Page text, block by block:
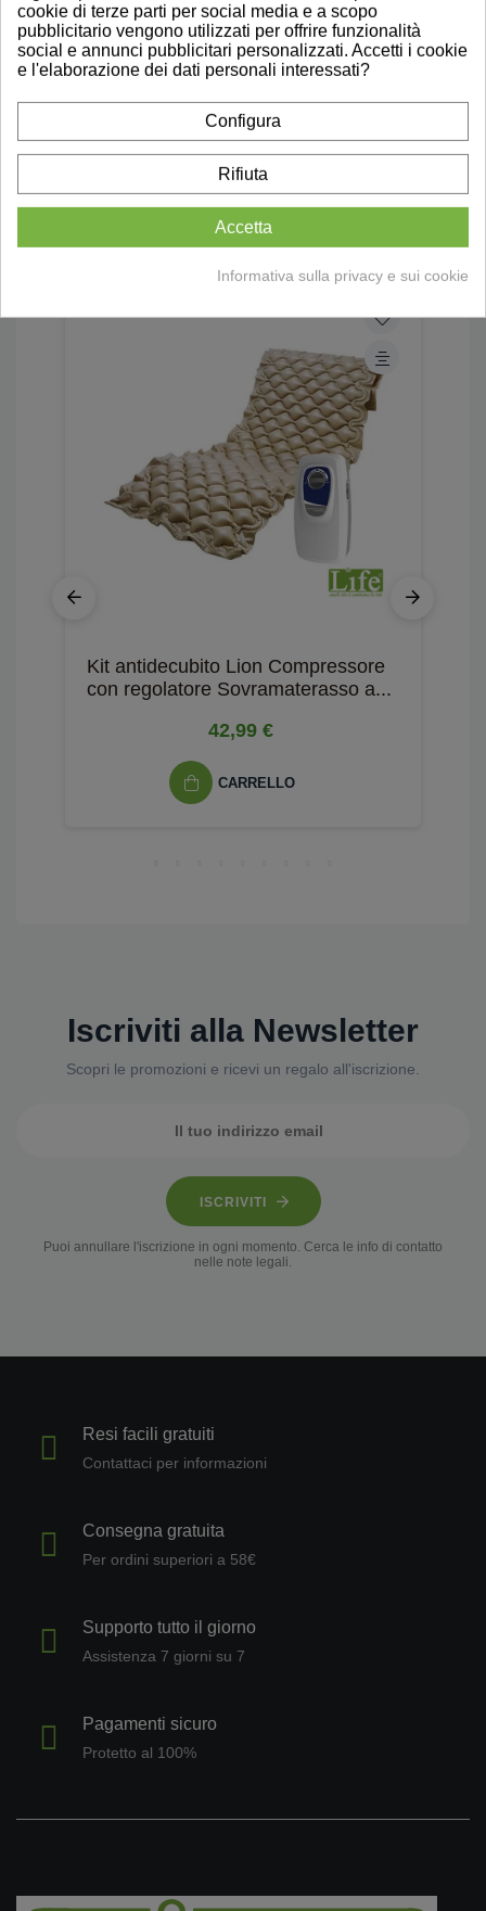
9 altri prodotti della stessa
categoria:
Kit antidecubito Lion Compressore
con regolatore Sovramaterasso a...
42,99 €
CARRELLO
Iscriviti alla Newsletter
Scopri le promozioni e ricevi un regalo all'iscrizione.
ISCRIVITI
Puoi annullare l'iscrizione in ogni momento. Cerca le info di contatto
nelle note legali.
Resi facili gratuiti
Contattaci per informazioni
Consegna gratuita
Per ordini superiori a 58€
Supporto tutto il giorno
Assistenza 7 giorni su 7
Pagamenti sicuro
Protetto al 100%
cookie di terze parti per social media e a scopo
pubblicitario vengono utilizzati per offrire funzionalità
social e annunci pubblicitari personalizzati. Accetti i cookie
e l'elaborazione dei dati personali interessati?
Configura
Rifiuta
Accetta
Informativa sulla privacy e sui cookie